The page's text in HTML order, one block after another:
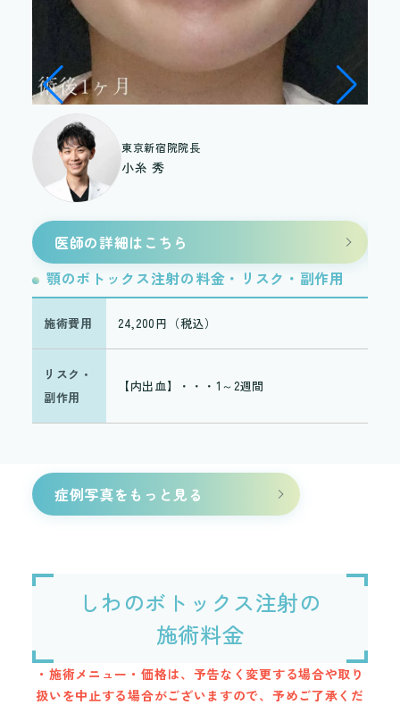
東京新宿院院長
小糸 秀
医師の詳細はこちら
顎のボトックス注射の料金・リスク・副作用
施術費用 24,200円（税込）
リスク・
副作用
【内出血】・・・1～2週間
症例写真をもっと見る
しわのボトックス注射の
施術料金
・施術メニュー・価格は、予告なく変更する場合や取り
扱いを中止する場合がございますので、予めご了承くだ